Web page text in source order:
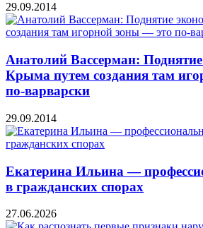
29.09.2014
Анатолий Вассерман:
Крыма путем создания там
по-варварски
29.09.2014
Екатерина Ильина —
в гражданских спорах
27.06.2026